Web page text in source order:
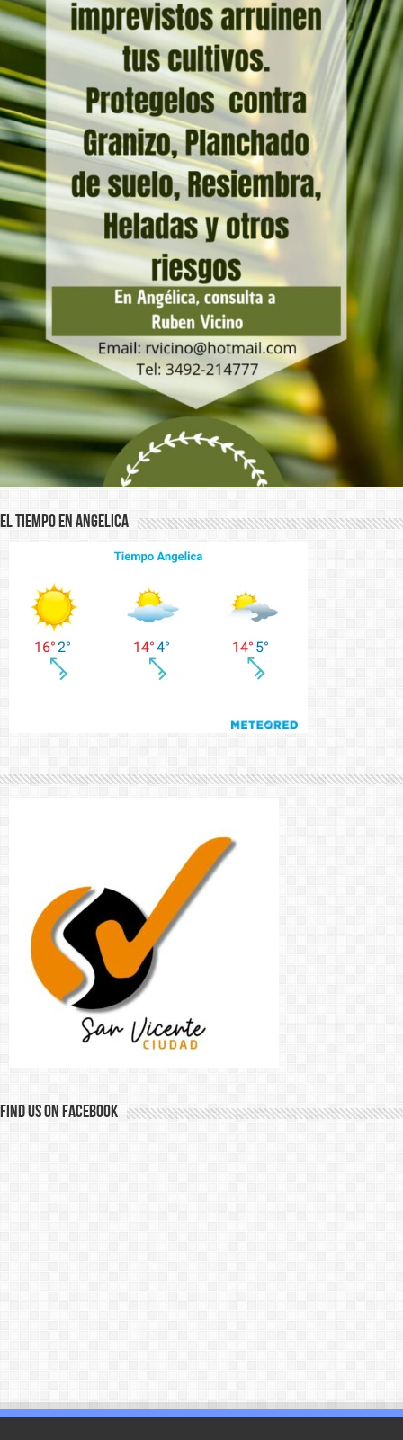
El Tiempo en Angelica
Find us on Facebook